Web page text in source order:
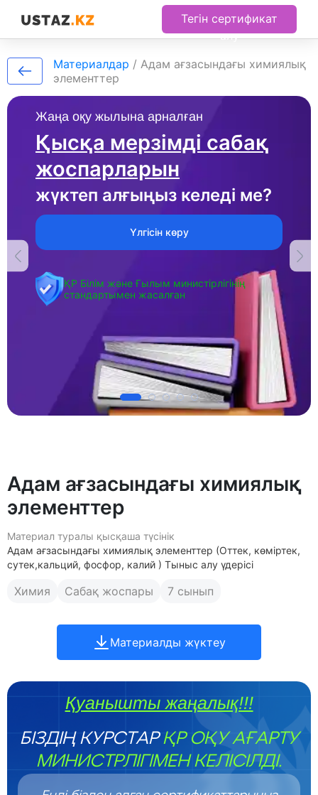
Тегін сертификат
алу
Жаңа оқу жылына арналған
Қысқа мерзімді сабақ
жоспарларын
жүктеп алғыңыз келеді ме?
Үлгісін көру
ҚР Білім және Ғылым министірлігінің
стандартымен жасалған
Материалдар / Адам ағзасындағы химиялық
элементтер
Адам ағзасындағы химиялық
элементтер
Материал туралы қысқаша түсінік
Адам ағзасындағы химиялық элементтер (Оттек, көміртек,
сутек,кальций, фосфор, калий ) Тыныс алу үдерісі
Химия Сабақ жоспары 7 сынып
Материалды жүктеу
Қуанышты жаңалық!!!
БІЗДІҢ КУРСТАРҚР ОҚУ АҒАРТУ
МИНИСТРЛІГІМЕН КЕЛІСІЛДІ.